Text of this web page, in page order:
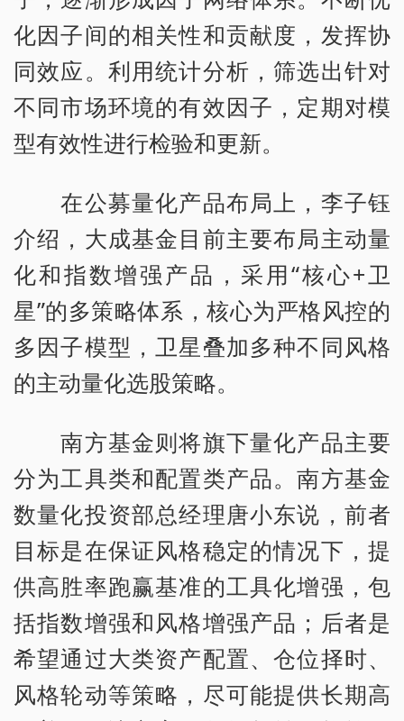
化因子间的相关性和贡献度，发挥协
同效应。利用统计分析，筛选出针对
不同市场环境的有效因子，定期对模
型有效性进行检验和更新。
在公募量化产品布局上，李子钰
介绍，大成基金目前主要布局主动量
化和指数增强产品，采用“核心+卫
星”的多策略体系，核心为严格风控的
多因子模型，卫星叠加多种不同风格
的主动量化选股策略。
南方基金则将旗下量化产品主要
分为工具类和配置类产品。南方基金
数量化投资部总经理唐小东说，前者
目标是在保证风格稳定的情况下，提
供高胜率跑赢基准的工具化增强，包
括指数增强和风格增强产品；后者是
希望通过大类资产配置、仓位择时、
风格轮动等策略，尽可能提供长期高